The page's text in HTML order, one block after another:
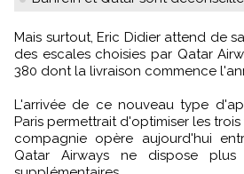
Mais surtout, Eric Didier attend de savoir si Paris fera partie
des escales choisies par Qatar
380 dont la livraison commence
L'arrivée de ce nouveau type
Paris permettrait d'optimiser les
compagnie opère aujourd'hui
Qatar Airways ne dispose